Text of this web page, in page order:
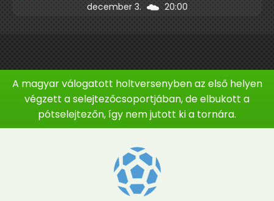
december 3. 20:00
A magyar válogatott holtversenyben az első helyen
végzett a selejtezőcsoportjában, de elbukott a
pótselejtezőn, így nem jutott ki a tornára.